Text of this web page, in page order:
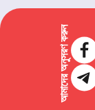
আমাদের অনুসরণ করুন